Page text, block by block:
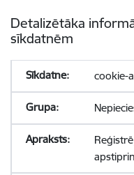
Detalizētāka
sīkdatnēm
cookie-